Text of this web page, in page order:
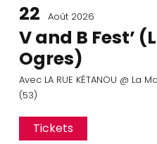
22 Août 2026
V and B Fest’
Ogres)
Avec LA RUE KÉTANOU @ La
(53)
Tickets